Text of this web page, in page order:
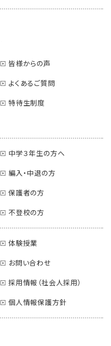
皆様からの声
よくあるご質問
特待生制度
中学３年生の方へ
編入・中退の方
保護者の方
不登校の方
体験授業
お問い合わせ
採用情報（社会人採用）
個人情報保護方針